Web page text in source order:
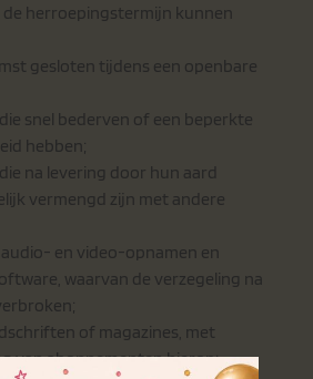
de herroepingstermijn kunnen
gesloten tijdens een openbare
snel bederven of een beperkte
hebben;
na levering door hun aard
vermengd zijn met andere
audio- en video-opnamen en
waarvan de verzegeling na
of magazines, met
van abonnementen hierop;